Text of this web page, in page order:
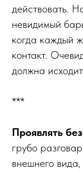
действовать.
невидимый
когда каждый
контакт.
должна
***
Проявлять
грубо
внешнего